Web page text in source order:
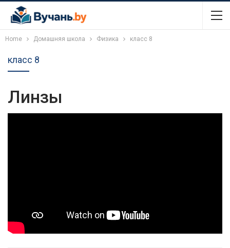
Home Домашняя школа Физика класс 8
класс 8
Линзы